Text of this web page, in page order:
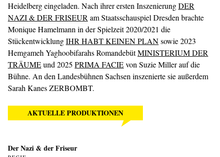
Heidelberg eingeladen. Nach ihrer ersten InszenierungDER
NAZI & DER FRISEUR am Staatsschauspiel Dresden brachte
Monique Hamelmann in der Spielzeit 2020/2021 die
StückentwicklungIHR HABT KEINEN PLANsowie 2023
Hemgameh Yaghoobifarahs RomandebütMINISTERIUM DER
TRÄUMEund 2025 PRIMA FACIEvon Suzie Miller auf die
Bühne. An den Landesbühnen Sachsen inszenierte sie außerdem
Sarah Kanes ZERBOMBT.
AKTUELLE PRODUKTIONEN
Der Nazi & der Friseur